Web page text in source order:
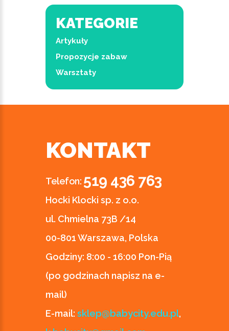
KATEGORIE
Artykuły
Propozycje zabaw
Warsztaty
KONTAKT
Telefon: 519 436 763
Hocki Klocki sp. z o.o.
ul. Chmielna 73B /14
00-801 Warszawa, Polska
Godziny: 8:00 - 16:00 Pon-Pią
(po godzinach napisz na e-
mail)
E-mail: sklep@babycity.edu.pl,